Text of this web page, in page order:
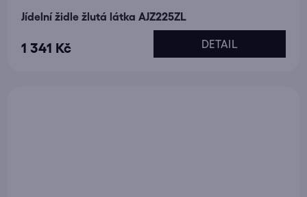
Jídelní židle žlutá látka AJZ225ZL
1 341 Kč DETAIL